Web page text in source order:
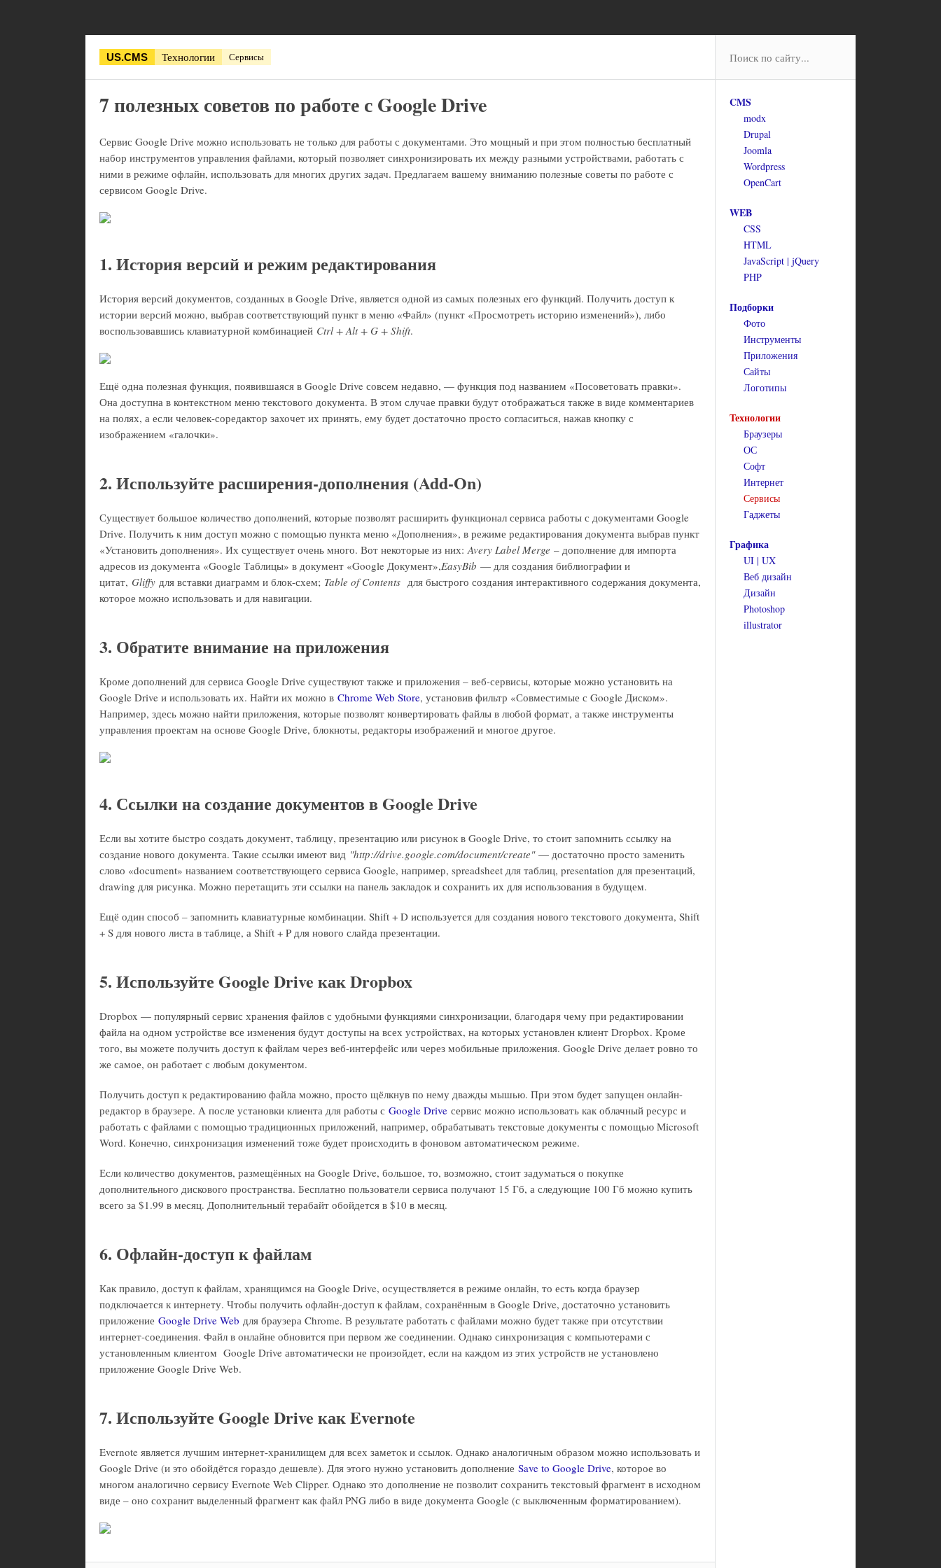
US.CMS Технологии Сервисы
7 полезных советов по работе с Google Drive
Сервис Google Drive можно использовать не только для работы с документами. Это мощный и при этом полностью бесплатный
набор инструментов управления файлами, который позволяет синхронизировать их между разными устройствами, работать с
ними в режиме офлайн, использовать для многих других задач. Предлагаем вашему вниманию полезные советы по работе с
сервисом Google Drive.
1. История версий и режим редактирования
История версий документов, созданных в Google Drive, является одной из самых полезных его функций. Получить доступ к
истории версий можно, выбрав соответствующий пункт в меню «Файл» (пункт «Просмотреть историю изменений»), либо
воспользовавшись клавиатурной комбинацией Ctrl + Alt + G + Shift.
Ещё одна полезная функция, появившаяся в Google Drive совсем недавно, — функция под названием «Посоветовать правки».
Она доступна в контекстном меню текстового документа. В этом случае правки будут отображаться также в виде комментариев
на полях, а если человек-соредактор захочет их принять, ему будет достаточно просто согласиться, нажав кнопку с
изображением «галочки».
2. Используйте расширения-дополнения (Add-On)
Существует большое количество дополнений, которые позволят расширить функционал сервиса работы с документами Google
Drive. Получить к ним доступ можно с помощью пункта меню «Дополнения», в режиме редактирования документа выбрав пункт
«Установить дополнения». Их существует очень много. Вот некоторые из них:Avery Label Merge – дополнение для импорта
адресов из документа «Google Таблицы» в документ «Google Документ»,EasyBib — для создания библиографии и
цитат, Gliffy для вставки диаграмм и блок-схем; Table of Contents для быстрого создания интерактивного содержания документа,
которое можно использовать и для навигации.
3. Обратите внимание на приложения
Кроме дополнений для сервиса Google Drive существуют также и приложения – веб-сервисы, которые можно установить на
Google Drive и использовать их. Найти их можно в Chrome Web Store, установив фильтр «Совместимые с Google Диском».
Например, здесь можно найти приложения, которые позволят конвертировать файлы в любой формат, а также инструменты
управления проектам на основе Google Drive, блокноты, редакторы изображений и многое другое.
4. Ссылки на создание документов в Google Drive
Если вы хотите быстро создать документ, таблицу, презентацию или рисунок в Google Drive, то стоит запомнить ссылку на
создание нового документа. Такие ссылки имеют вид "http://drive.google.com/document/create"— достаточно просто заменить
слово «document» названием соответствующего сервиса Google, например, spreadsheet для таблиц, presentation для презентаций,
drawing для рисунка. Можно перетащить эти ссылки на панель закладок и сохранить их для использования в будущем.
Ещё один способ – запомнить клавиатурные комбинации. Shift + D используется для создания нового текстового документа, Shift
+ S для нового листа в таблице, а Shift + P для нового слайда презентации.
5. Используйте Google Drive как Dropbox
Dropbox — популярный сервис хранения файлов с удобными функциями синхронизации, благодаря чему при редактировании
файла на одном устройстве все изменения будут доступы на всех устройствах, на которых установлен клиент Dropbox. Кроме
того, вы можете получить доступ к файлам через веб-интерфейс или через мобильные приложения. Google Drive делает ровно то
же самое, он работает с любым документом.
Получить доступ к редактированию файла можно, просто щёлкнув по нему дважды мышью. При этом будет запущен онлайн-
редактор в браузере. А после установки клиента для работы с Google Drive сервис можно использовать как облачный ресурс и
работать с файлами с помощью традиционных приложений, например, обрабатывать текстовые документы с помощью Microsoft
Word. Конечно, синхронизация изменений тоже будет происходить в фоновом автоматическом режиме.
Если количество документов, размещённых на Google Drive, большое, то, возможно, стоит задуматься о покупке
дополнительного дискового пространства. Бесплатно пользователи сервиса получают 15 Гб, а следующие 100 Гб можно купить
всего за $1.99 в месяц. Дополнительный терабайт обойдется в $10 в месяц.
6. Офлайн-доступ к файлам
Как правило, доступ к файлам, хранящимся на Google Drive, осуществляется в режиме онлайн, то есть когда браузер
подключается к интернету. Чтобы получить офлайн-доступ к файлам, сохранённым в Google Drive, достаточно установить
приложение Google Drive Web для браузера Chrome. В результате работать с файлами можно будет также при отсутствии
интернет-соединения. Файл в онлайне обновится при первом же соединении. Однако синхронизация с компьютерами с
установленным клиентом Google Drive автоматически не произойдет, если на каждом из этих устройств не установлено
приложение Google Drive Web.
7. Используйте Google Drive как Evernote
Evernote является лучшим интернет-хранилищем для всех заметок и ссылок. Однако аналогичным образом можно использовать и
Google Drive (и это обойдётся гораздо дешевле). Для этого нужно установить дополнение Save to Google Drive, которое во
многом аналогично сервису Evernote Web Clipper. Однако это дополнение не позволит сохранить текстовый фрагмент в исходном
виде – оно сохранит выделенный фрагмент как файл PNG либо в виде документа Google (с выключенным форматированием).
CMS
modx
Drupal
Joomla
Wordpress
OpenCart
WEB
CSS
HTML
JavaScript | jQuery
PHP
Подборки
Фото
Инструменты
Приложения
Сайты
Логотипы
Технологии
Браузеры
ОС
Софт
Интернет
Сервисы
Гаджеты
Графика
UI | UX
Веб дизайн
Дизайн
Photoshop
illustrator